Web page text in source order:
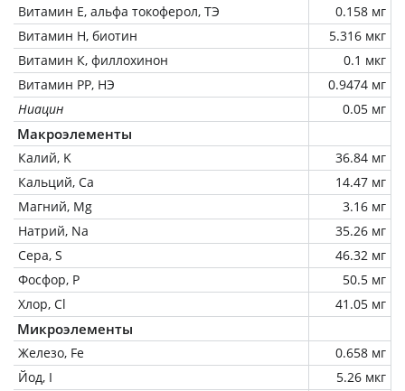
Витамин Е, альфа токоферол, ТЭ
0.158 мг
Витамин Н, биотин
5.316 мкг
Витамин К, филлохинон
0.1 мкг
Витамин РР, НЭ
0.9474 мг
Ниацин
0.05 мг
Макроэлементы
Калий, K
36.84 мг
Кальций, Ca
14.47 мг
Магний, Mg
3.16 мг
Натрий, Na
35.26 мг
Сера, S
46.32 мг
Фосфор, P
50.5 мг
Хлор, Cl
41.05 мг
Микроэлементы
Железо, Fe
0.658 мг
Йод, I
5.26 мкг